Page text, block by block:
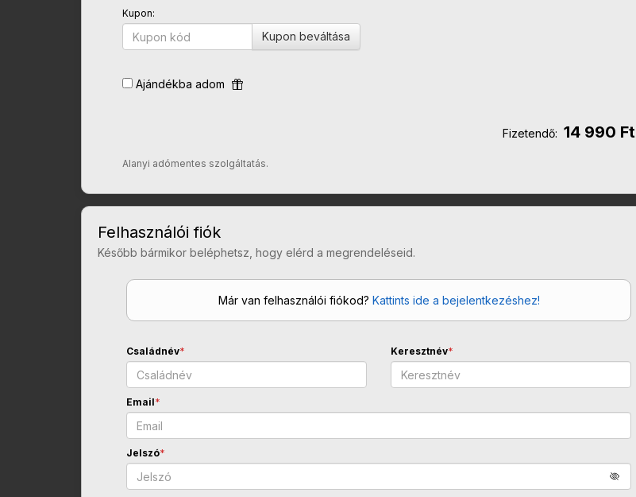
Kupon:
Kupon beváltása
Ajándékba adom
Fizetendő:14 990 Ft
Alanyi adómentes szolgáltatás.
Felhasználói fiók
Később bármikor beléphetsz, hogy elérd a megrendeléseid.
Már van felhasználói fiókod? Kattints ide a bejelentkezéshez!
Családnév* Keresztnév*
Email*
Jelszó*